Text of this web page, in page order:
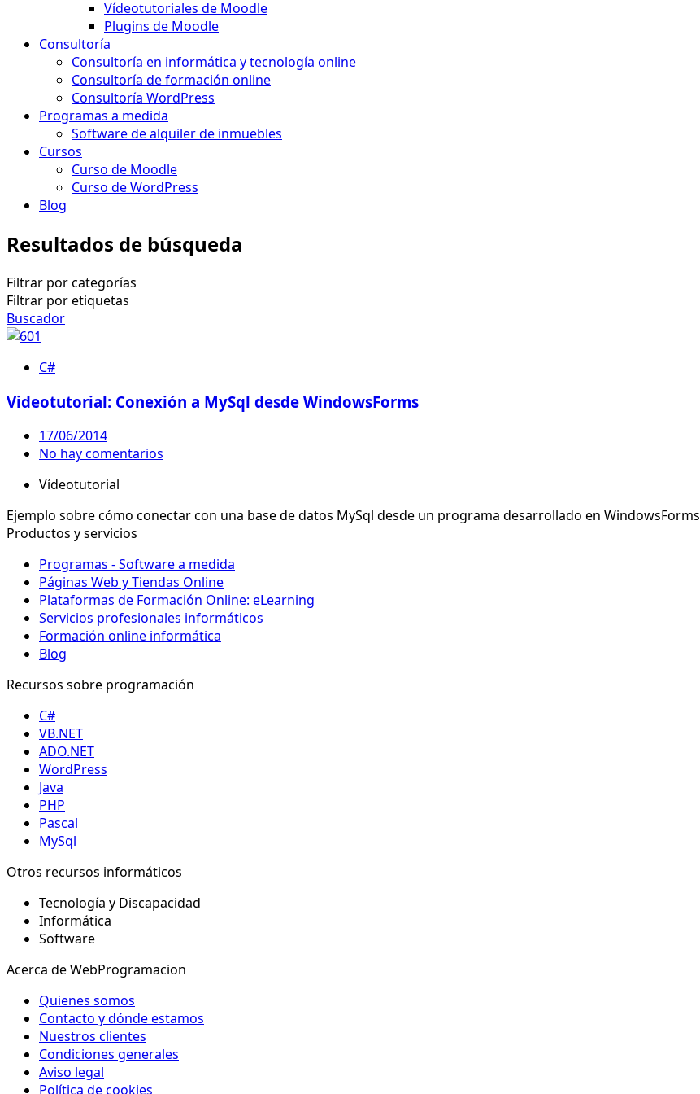
Vídeotutoriales de Moodle
Plugins de Moodle
Consultoría
Consultoría en informática y tecnología online
Consultoría de formación online
Consultoría WordPress
Programas a medida
Software de alquiler de inmuebles
Cursos
Curso de Moodle
Curso de WordPress
Blog
Resultados de búsqueda
Filtrar por categorías
Filtrar por etiquetas
Buscador
C#
Videotutorial: Conexión a MySql desde WindowsForms
17/06/2014
No hay comentarios
Vídeotutorial
Ejemplo sobre cómo conectar con una base de datos MySql desde un programa desarrollado en WindowsForms
Productos y servicios
Programas - Software a medida
Páginas Web y Tiendas Online
Plataformas de Formación Online: eLearning
Servicios profesionales informáticos
Formación online informática
Blog
Recursos sobre programación
C#
VB.NET
ADO.NET
WordPress
Java
PHP
Pascal
MySql
Otros recursos informáticos
Tecnología y Discapacidad
Informática
Software
Acerca de WebProgramacion
Quienes somos
Contacto y dónde estamos
Nuestros clientes
Condiciones generales
Aviso legal
Política de cookies